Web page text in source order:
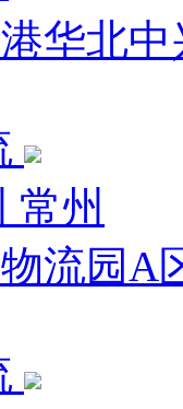
华北
常州
流园A